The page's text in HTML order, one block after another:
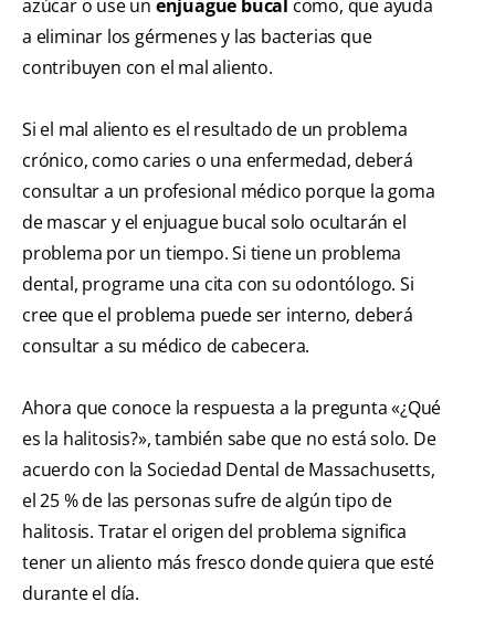
azúcar o use un enjuague bucal como, que ayuda
a eliminar los gérmenes y las bacterias que
contribuyen con el mal aliento.
Si el mal aliento es el resultado de un problema
crónico, como caries o una enfermedad, deberá
consultar a un profesional médico porque la goma
de mascar y el enjuague bucal solo ocultarán el
problema por un tiempo. Si tiene un problema
dental, programe una cita con su odontólogo. Si
cree que el problema puede ser interno, deberá
consultar a su médico de cabecera.
Ahora que conoce la respuesta a la pregunta «¿Qué
es la halitosis?», también sabe que no está solo. De
acuerdo con la Sociedad Dental de Massachusetts,
el 25 % de las personas sufre de algún tipo de
halitosis. Tratar el origen del problema significa
tener un aliento más fresco donde quiera que esté
durante el día.